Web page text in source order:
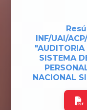
INF/UAI/
"AUDITORIA
SISTEMA
NACIONAL